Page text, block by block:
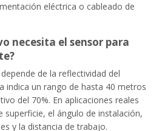
eléctrica o cableado de
necesita el sensor para
de la reflectividad del
indica un rango de hasta 40 metros
del 70%. En aplicaciones reales
superficie, el ángulo de instalación,
y la distancia de trabajo.